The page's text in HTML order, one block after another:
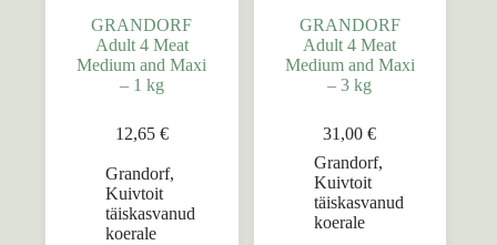
GRANDORF
Adult 4 Meat
Medium and Maxi
– 1 kg
12,65 €
Grandorf,
Kuivtoit
täiskasvanud
koerale
GRANDORF
Adult 4 Meat
Medium and Maxi
– 3 kg
31,00€
Grandorf,
Kuivtoit
täiskasvanud
koerale